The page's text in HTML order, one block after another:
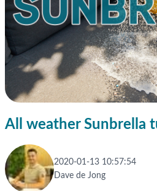
All weather Sunbrella
2020-01-13 10:57:54
Dave de Jong